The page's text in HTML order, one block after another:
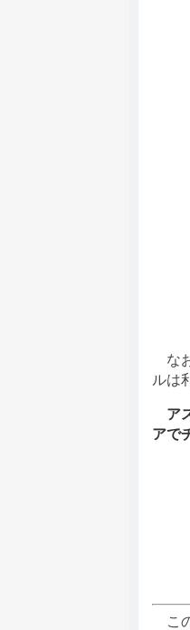
な
ルは
ア
アで
こ